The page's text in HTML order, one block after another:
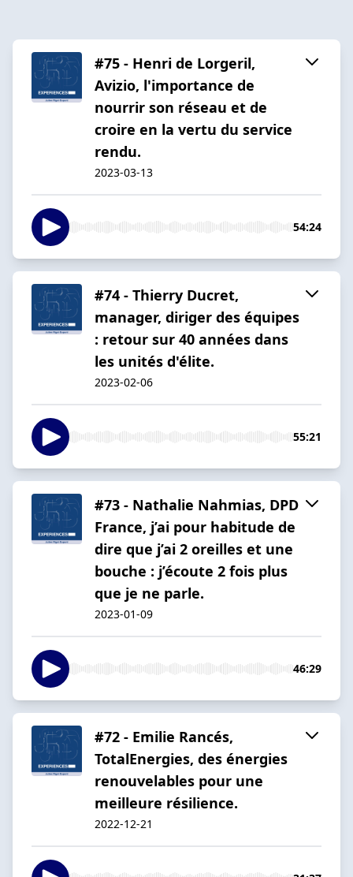
#75 - Henri de Lorgeril,
Avizio, l'importance de
nourrir son réseau et de
croire en la vertu du service
rendu.
2023-03-13
54:24
#74 - Thierry Ducret,
manager, diriger des équipes
: retour sur 40 années dans
les unités d'élite.
2023-02-06
55:21
#73 - Nathalie Nahmias, DPD
France, j’ai pour habitude de
dire que j’ai 2 oreilles et une
bouche : j’écoute 2 fois plus
que je ne parle.
2023-01-09
46:29
#72 - Emilie Rancés,
TotalEnergies, des énergies
renouvelables pour une
meilleure résilience.
2022-12-21